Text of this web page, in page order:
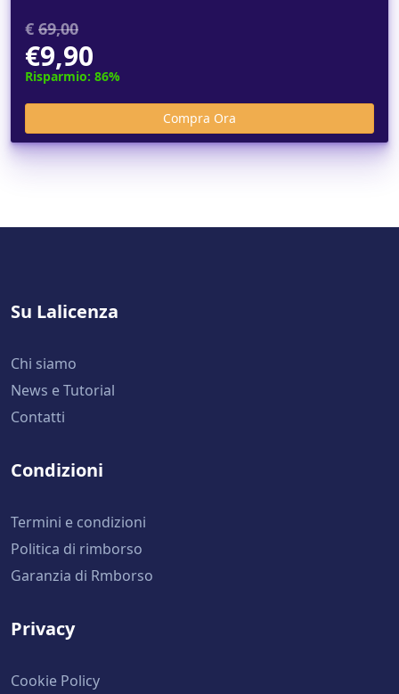
€ 69,00
€9,90
Risparmio: 86%
Su Lalicenza
Chi siamo
News e Tutorial
Contatti
Condizioni
Termini e condizioni
Politica di rimborso
Garanzia di Rmborso
Privacy
Cookie Policy